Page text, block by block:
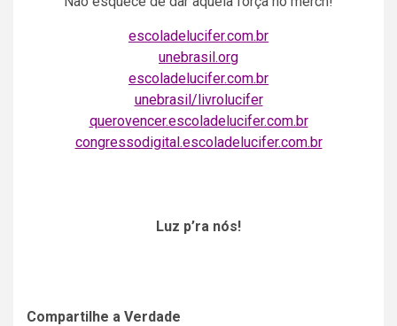
escoladelucifer.com.br
unebrasil.org
escoladelucifer.com.br
unebrasil/livrolucifer
querovencer.escoladelucifer.com.br
congressodigital.escoladelucifer.com.br
Luz p’ra nós!
Compartilhe a Verdade